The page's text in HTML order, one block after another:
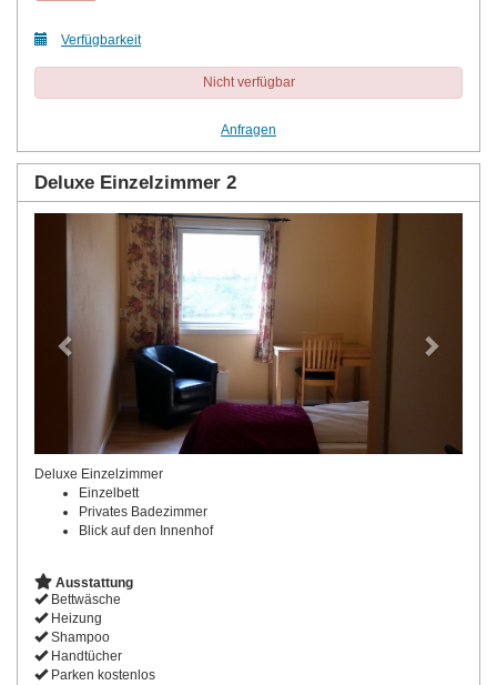
Verfügbarkeit
Nicht verfügbar
Anfragen
Deluxe Einzelzimmer 2
Previous
Deluxe Einzelzimmer
Einzelbett
Privates Badezimmer
Blick auf den Innenhof
Ausstattung
Bettwäsche
Heizung
Shampoo
Handtücher
Parken kostenlos